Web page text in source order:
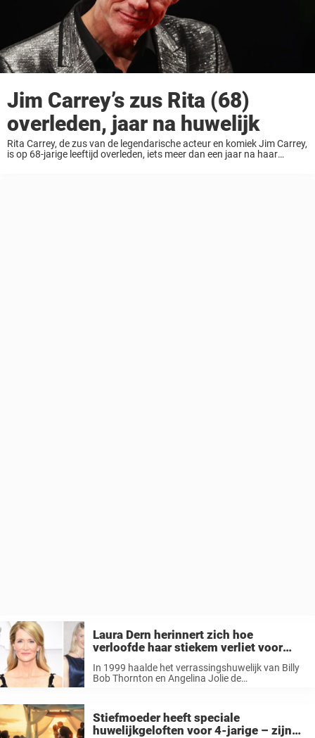
Jim Carrey’s zus Rita (68)
overleden, jaar na huwelijk
Rita Carrey, de zus van de legendarische acteur en komiek Jim Carrey,
is op 68-jarige leeftijd overleden, iets meer dan een jaar na haar
Laura Dern herinnert zich hoe
verloofde haar stiekem verliet voor
In 1999 haalde het verrassingshuwelijk van Billy
Bob Thornton en Angelina Jolie de
dat moment ...
Stiefmoeder heeft speciale
huwelijkgeloften voor 4-jarige – zijn